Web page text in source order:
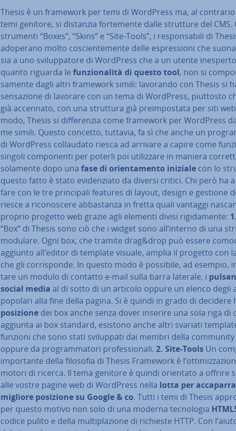
Thesis è un framework per temi di WordPress ma, al
temi genitore, si distanzia for­te­men­te dalle strutture del CMS.
strumenti “Boxes”, “Skins” e “Site-Tools”, i re­spon­sa­bi­li di
adoperano molto co­scien­te­men­te delle espres­sio­ni che
sia a uno svi­lup­pa­to­re di WordPress che a un utente
quanto riguarda le fun­zio­na­li­tà di questo tool, non si
sa­men­te dagli altri framework simili: lavorando con Thesis si
sen­sa­zio­ne di lavorare con un tema di WordPress, piuttosto
già accennato, con una struttura già pre­im­po­sta­ta per siti
modo, Thesis si dif­fe­ren­zia come framework per WordPress
me simili. Questo concetto, tuttavia, fa sì che anche un
di WordPress col­lau­da­to riesca ad arrivare a capire come
singoli com­po­nen­ti per poterli poi uti­liz­za­re in maniera
solamente dopo una fase di orien­ta­men­to iniziale con lo
questo fatto è stato evi­den­zia­to da diversi critici. Chi però ha a
fare con le tre prin­ci­pa­li features di layout, design e gestione
riesce a ri­co­no­sce­re ab­ba­stan­za in fretta quali vantaggi
proprio progetto web grazie agli elementi divisi ri­gi­da­men­te:
“Box” di Thesis sono ciò che i widget sono all’interno di una
modulare. Ogni box, che tramite drag&drop può essere
aggiunto all’editor di template visuale, amplia il progetto con
che gli cor­ri­spon­de. In questo modo è possibile, ad esempio,
ta­re un modulo di contatto e-mail sulla barra laterale, i
social media al di sotto di un articolo oppure un elenco degli
popolari alla fine della pagina. Si è quindi in grado di decidere
posizione dei box anche senza dover inserire una sola riga di
aggiunta ai box standard, esistono anche altri svariati
funzioni che sono stati svi­lup­pa­ti dai membri della community
oppure da pro­gram­ma­to­ri pro­fes­sio­na­li. 2. Site-Tools Un
im­por­tan­te della filosofia di Thesis Framework è
motori di ricerca. Il tema genitore è quindi orientato a offrire
alle vostre pagine web di WordPress nella lotta per
migliore posizionesu Google & co. Tutti i temi di Thesis
per questo motivo non solo di una moderna tec­no­lo­gia
codice pulito e della mul­ti­pla­zio­ne di richieste HTTP. Con